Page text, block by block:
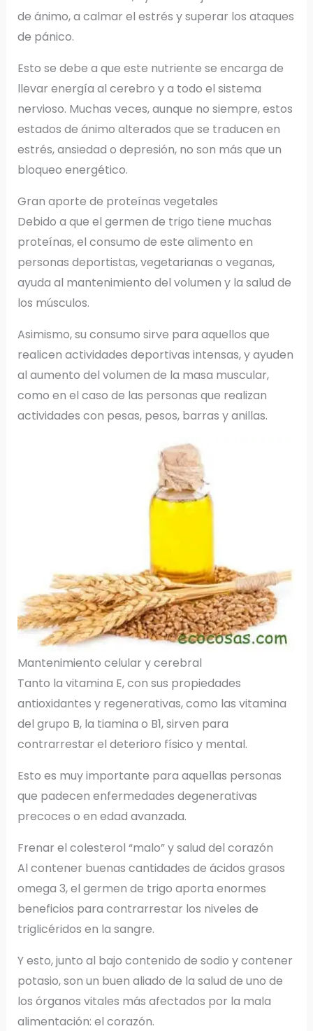
de ánimo, a calmar el estrés y superar los ataques
de pánico.
Esto se debe a que este nutriente se encarga de
llevar energía al cerebro y a todo el sistema
nervioso. Muchas veces, aunque no siempre, estos
estados de ánimo alterados que se traducen en
estrés, ansiedad o depresión, no son más que un
bloqueo energético.
Gran aporte de proteínas vegetales
Debido a que el germen de trigo tiene muchas
proteínas, el consumo de este alimento en
personas deportistas, vegetarianas o veganas,
ayuda al mantenimiento del volumen y la salud de
los músculos.
Asimismo, su consumo sirve para aquellos que
realicen actividades deportivas intensas, y ayuden
al aumento del volumen de la masa muscular,
como en el caso de las personas que realizan
actividades con pesas, pesos, barras y anillas.
Mantenimiento celular y cerebral
Tanto la vitamina E, con sus propiedades
antioxidantes y regenerativas, como las vitamina
del grupo B, la tiamina o B1, sirven para
contrarrestar el deterioro físico y mental.
Esto es muy importante para aquellas personas
que padecen enfermedades degenerativas
precoces o en edad avanzada.
Frenar el colesterol “malo” y salud del corazón
Al contener buenas cantidades de ácidos grasos
omega 3, el germen de trigo aporta enormes
beneficios para contrarrestar los niveles de
triglicéridos en la sangre.
Y esto, junto al bajo contenido de sodio y contener
potasio, son un buen aliado de la salud de uno de
los órganos vitales más afectados por la mala
alimentación: el corazón.